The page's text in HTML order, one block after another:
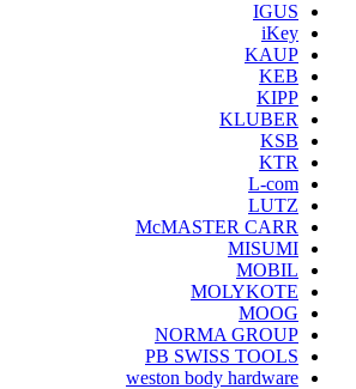
IGUS
iKey
KAUP
KEB
KIPP
KLUBER
KSB
KTR
L-com
LUTZ
McMASTER CARR
MISUMI
MOBIL
MOLYKOTE
MOOG
NORMA GROUP
PB SWISS TOOLS
weston body hardware